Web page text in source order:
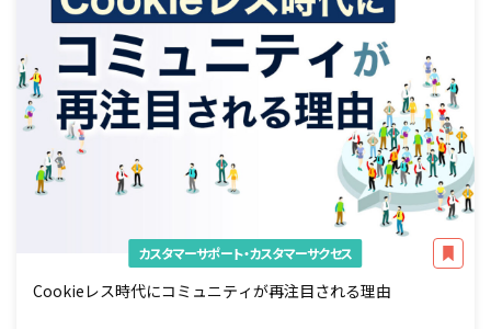
カスタマーサポート・カスタマーサクセス
Cookieレス時代にコミュニティが再注目される理由